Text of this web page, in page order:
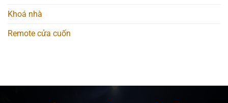
Khoá nhà
Remote cửa cuốn